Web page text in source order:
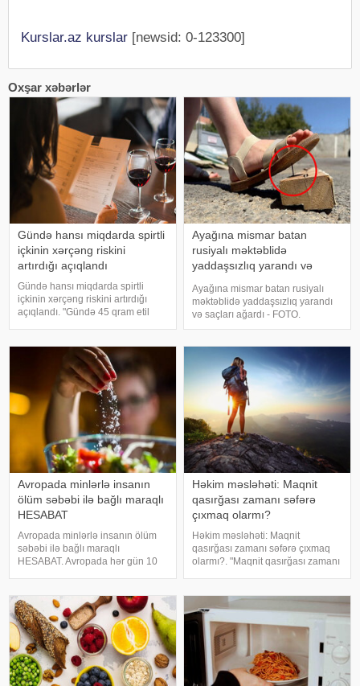
Kurslar.az kurslar [newsid: 0-123300]
Oxşar xəbərlər
Gündə hansı miqdarda spirtli
içkinin xərçəng riskini
artırdığı açıqlandı
Gündə hansı miqdarda spirtli
içkinin xərçəng riskini artırdığı
açıqlandı. "Gündə 45 qram etil
rusiyalı həkim-onkoloq Vladislav
Yevseyev xəbərdarlıq edib
Ayağına mismar batan
rusiyalı məktəblidə
yaddaşsızlıq yarandı və
Ayağına mismar batan rusiyalı
məktəblidə yaddaşsızlıq yarandı
və saçları ağardı - FOTO.
Rusiyada ayağına mismar batan
ağarmağa başlayıb. Dəhşətli
hadisə orenburql
Avropada minlərlə insanın
ölüm səbəbi ilə bağlı maraqlı
HESABAT
Avropada minlərlə insanın ölüm
səbəbi ilə bağlı maraqlı
HESABAT. Avropada hər gün 10
səbəbi həddindən artıq duz
istehlakıdır. Bu barədə
Ümumdünya Səhiyyə Təşkilatını
Həkim məsləhəti: Maqnit
qasırğası zamanı səfərə
çıxmaq olarmı?
Həkim məsləhəti: Maqnit
qasırğası zamanı səfərə çıxmaq
olarmı?. "Maqnit qasırğası zamanı
olan insanlar üçün əlavə
sağlamlıq riskləri yaradır. Onların
vəziyyət